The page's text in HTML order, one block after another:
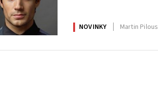
NOVINKY Martin Pilous